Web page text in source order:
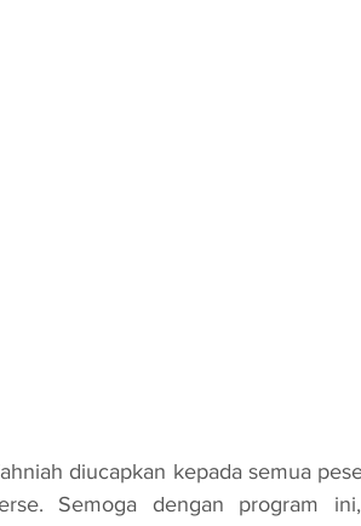
diucapkan kepada semua
. Semoga dengan program